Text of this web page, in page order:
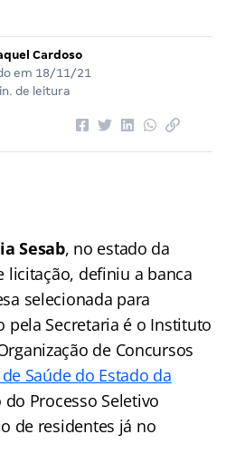
Cardoso
em 18/11/21
de leitura
Sesab, no estado da
licitação, definiu a banca
selecionada para
pela Secretaria é o Instituto
de Concursos
Saúde do Estado da
Processo Seletivo
de residentes já no